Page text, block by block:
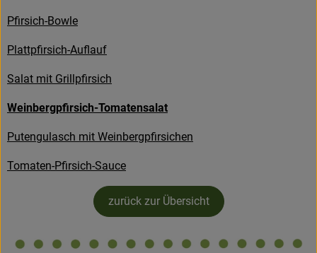
Neu & Angebote
Hofkisten
Vom Acker
Kühltheke
Backstube
Küchenzauber
Pfirsich-Bowle
Plattpfirsich-Auflauf
Salat mit Grillpfirsich
Weinbergpfirsich-Tomatensalat
Putengulasch mit Weinbergpfirsichen
Tomaten-Pfirsich-Sauce
zurück zur Übersicht